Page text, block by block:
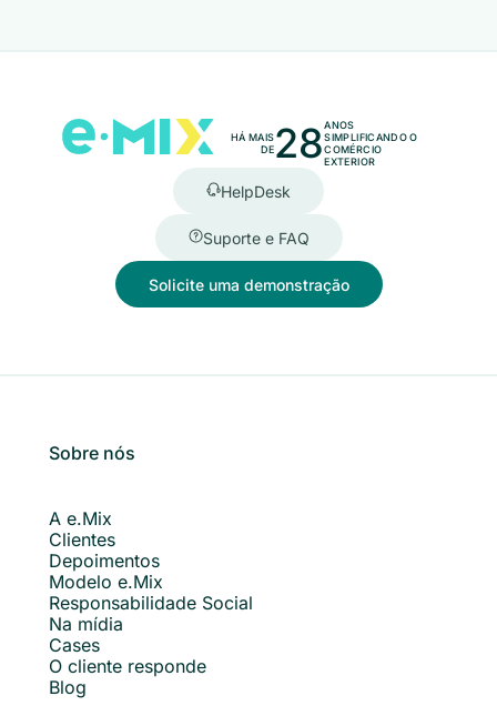
HÁ MAIS
DE28ANOS
SIMPLIFICANDO O
COMÉRCIO
EXTERIOR
HelpDesk
Suporte e FAQ
Solicite uma demonstração
Sobre nós
A e.Mix
Clientes
Depoimentos
Modelo e.Mix
Responsabilidade Social
Na mídia
Cases
O cliente responde
Blog